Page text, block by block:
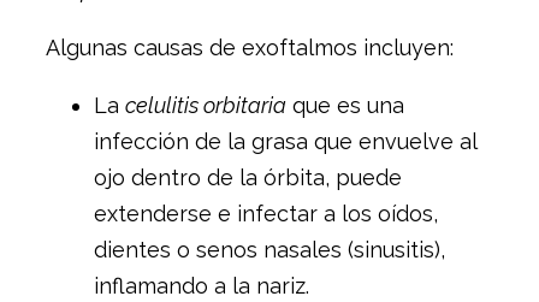
Algunas causas de exoftalmos incluyen:
La celulitis orbitaria que es una
infección de la grasa que envuelve al
ojo dentro de la órbita, puede
extenderse e infectar a los oídos,
dientes o senos nasales (sinusitis),
inflamando a la nariz.